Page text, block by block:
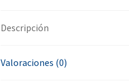
Descripción
Valoraciones (0)